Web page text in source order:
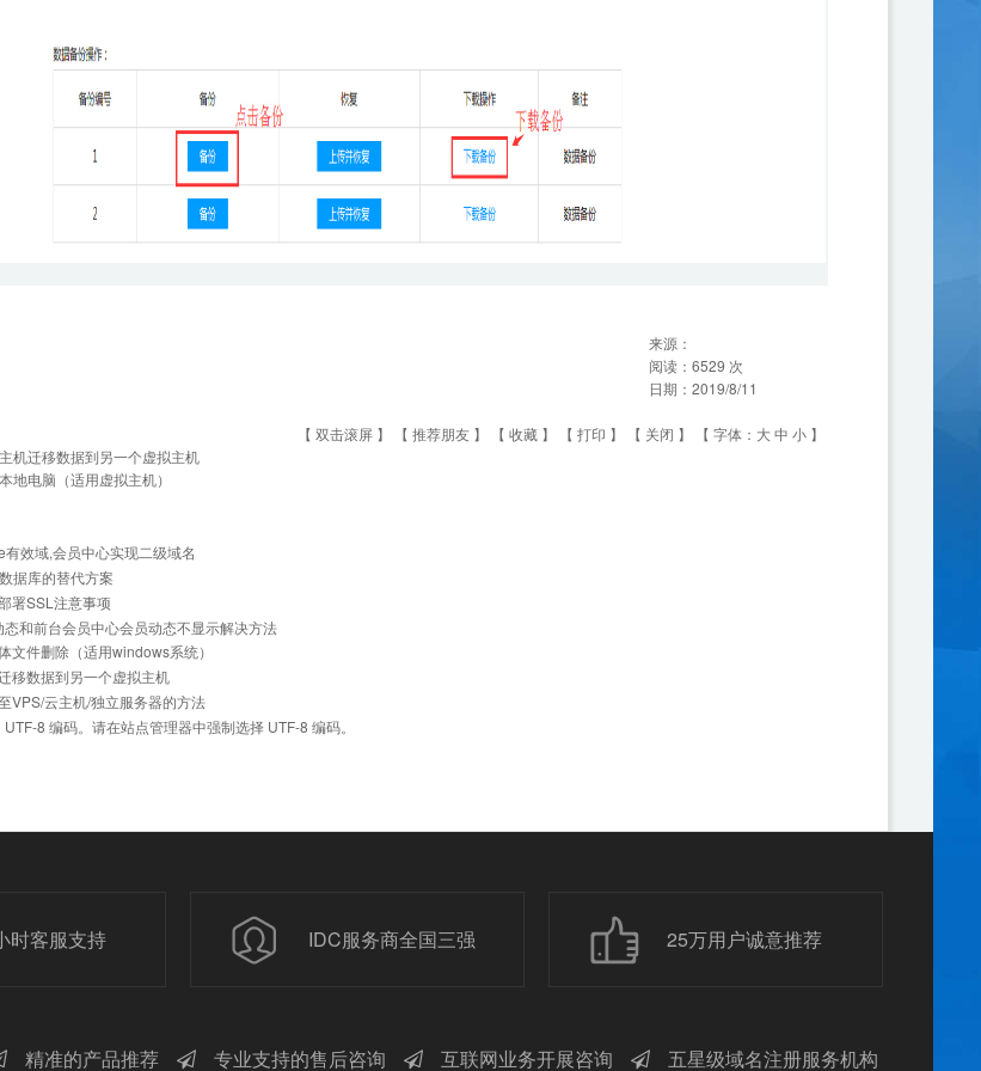
来源：
阅读： 6529 次
日期： 2019/8/11
【 双击滚屏 】 【 推荐朋友 】 【 收藏 】 【 打印 】 【 关闭 】 【 字体： 大中 小 】
机迁移数据到另一个虚拟主机
地电脑（适用虚拟主机）
效域,会员中心实现二级域名
据库的替代方案
署SSL注意事项
和前台会员中心会员动态不显示解决方法
文件删除（适用windows系统）
移数据到另一个虚拟主机
VPS/云主机/独立服务器的方法
8 编码。请在站点管理器中强制选择 UTF-8 编码。
时客服支持 IDC服务商全国三强 25万用户诚意推荐
精准的产品推荐 专业支持的售后咨询 互联网业务开展咨询 五星级域名注册服务机构